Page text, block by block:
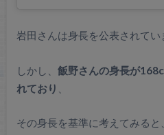
岩田さんは身長を公表されてい
しかし、 飯野さんの身長が
れており
その身長を基準に考えてみると、